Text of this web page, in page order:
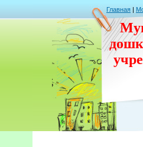
Главная |